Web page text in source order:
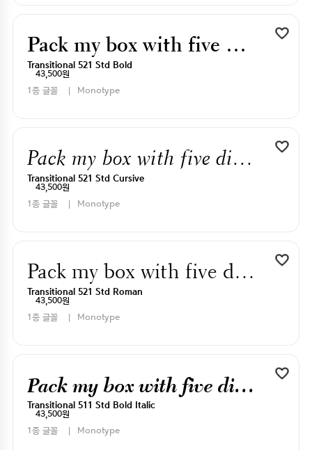
Pack my box with five dizen liquor jugs
Transitional 521 Std Bold
43,500원
1종 글꼴
Monotype
Pack my box with five dizen liquor jugs
Transitional 521 Std Cursive
43,500원
1종 글꼴
Monotype
Pack my box with five dizen liquor jugs
Transitional 521 Std Roman
43,500원
1종 글꼴
Monotype
Pack my box with five dizen liquor jugs
Transitional 511 Std Bold Italic
43,500원
1종 글꼴
Monotype